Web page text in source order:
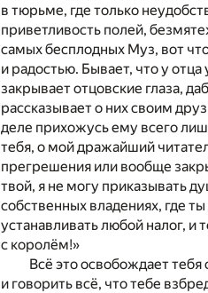
в тюрьме, где только
приветливость полей,
самых бесплодных Муз, вот
и радостью. Бывает, что у
закрывает отцовские глаза,
рассказывает о них своим
деле прихожусь ему всего
тебя, о мой дражайший
прегрешения или вообще
твой, я не могу приказывать
собственных владениях, где
устанавливать любой налог, и
с королём!»
Всё это освобождает
и говорить всё, что тебе